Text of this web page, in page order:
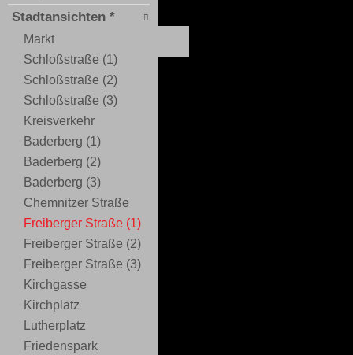
Stadtansichten *
Markt
Schloßstraße (1)
Schloßstraße (2)
Schloßstraße (3)
Kreisverkehr
Baderberg (1)
Baderberg (2)
Baderberg (3)
Chemnitzer Straße
Freiberger Straße (1)
Freiberger Straße (2)
Freiberger Straße (3)
Kirchgasse
Kirchplatz
Lutherplatz
Friedenspark